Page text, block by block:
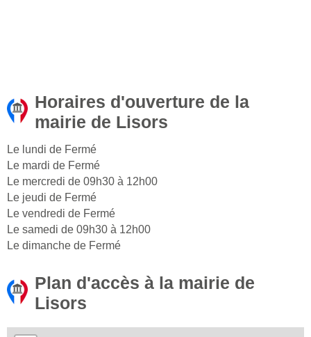
Horaires d'ouverture de la
mairie de Lisors
Le lundi de Fermé
Le mardi de Fermé
Le mercredi de 09h30 à 12h00
Le jeudi de Fermé
Le vendredi de Fermé
Le samedi de 09h30 à 12h00
Le dimanche de Fermé
Plan d'accès à la mairie de
Lisors